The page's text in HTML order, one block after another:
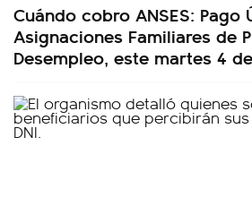
Cuándo cobro ANSES: Pago
Asignaciones Familiares de
Desempleo, este martes 4